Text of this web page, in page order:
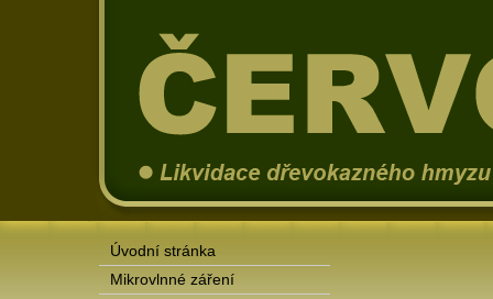
Úvodní stránka
Mikrovlnné záření